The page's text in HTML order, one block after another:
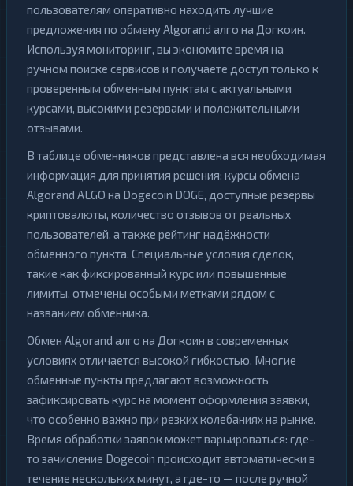
пользователям оперативно находить лучшие
предложения по обмену Algorand алго на Догкоин.
Используя мониторинг, вы экономите время на
ручном поиске сервисов и получаете доступ только к
проверенным обменным пунктам с актуальными
курсами, высокими резервами и положительными
отзывами.
В таблице обменников представлена вся необходимая
информация для принятия решения: курсы обмена
Algorand ALGO на Dogecoin DOGE, доступные резервы
криптовалюты, количество отзывов от реальных
пользователей, а также рейтинг надёжности
обменного пункта. Специальные условия сделок,
такие как фиксированный курс или повышенные
лимиты, отмечены особыми метками рядом с
названием обменника.
Обмен Algorand алго на Догкоин в современных
условиях отличается высокой гибкостью. Многие
обменные пункты предлагают возможность
зафиксировать курс на момент оформления заявки,
что особенно важно при резких колебаниях на рынке.
Время обработки заявок может варьироваться: где-
то зачисление Dogecoin происходит автоматически в
течение нескольких минут, а где-то — после ручной